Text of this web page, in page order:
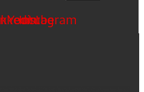
Youtube
Instagram